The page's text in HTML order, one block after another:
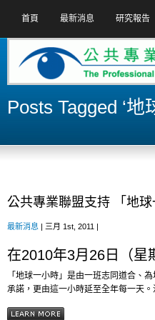
首頁 最新消息 研究報告
Posts Tagged ‘地
公共專業聯盟支持 「地
最新消息 | 三月 1st, 2011 |
在2010年3月26日（星
「地球一小時」是由一班志同道合、
承諾，更由這一小時延至全年每一天